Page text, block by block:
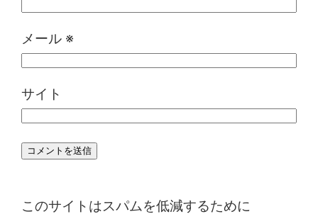
メール ※
サイト
このサイトはスパムを低減するために